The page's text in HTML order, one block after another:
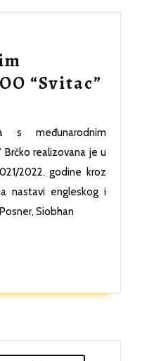
“Svitac”
s međunarodnim
Brčko realizovana je u
2022. godine kroz
nastavi engleskog i
Siobhan